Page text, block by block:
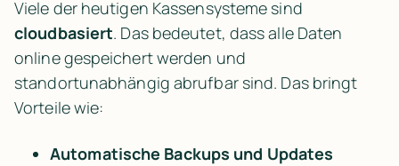
cloudbasiert. Das bedeutet, dass alle Daten
online gespeichert werden und
standortunabhängig abrufbar sind. Das bringt
Vorteile wie:
Automatische Backups und Updates